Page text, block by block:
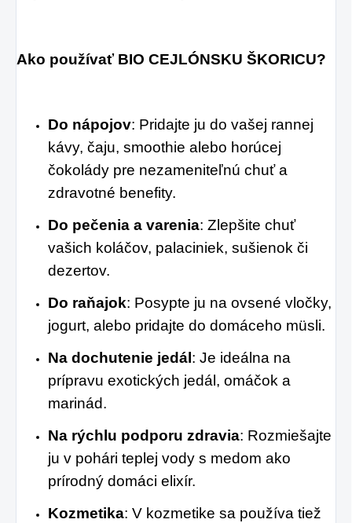
Ako používať BIO CEJLÓNSKU ŠKORICU?
Do nápojov: Pridajte ju do vašej rannej
kávy, čaju, smoothie alebo horúcej
čokolády pre nezameniteľnú chuť a
zdravotné benefity.
Do pečenia a varenia: Zlepšite chuť
vašich koláčov, palaciniek, sušienok či
dezertov.
Do raňajok: Posypte ju na ovsené vločky,
jogurt, alebo pridajte do domáceho müsli.
Na dochutenie jedál: Je ideálna na
prípravu exotických jedál, omáčok a
marinád.
Na rýchlu podporu zdravia: Rozmiešajte
ju v pohári teplej vody s medom ako
prírodný domáci elixír.
Kozmetika: V kozmetike sa používa tiež